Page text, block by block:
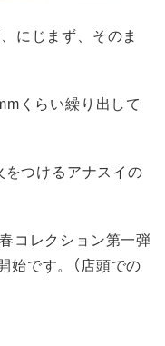
にじまず、そのま
くらい繰り出して
つけるアナスイの
コレクション第一弾
始です。（店頭での